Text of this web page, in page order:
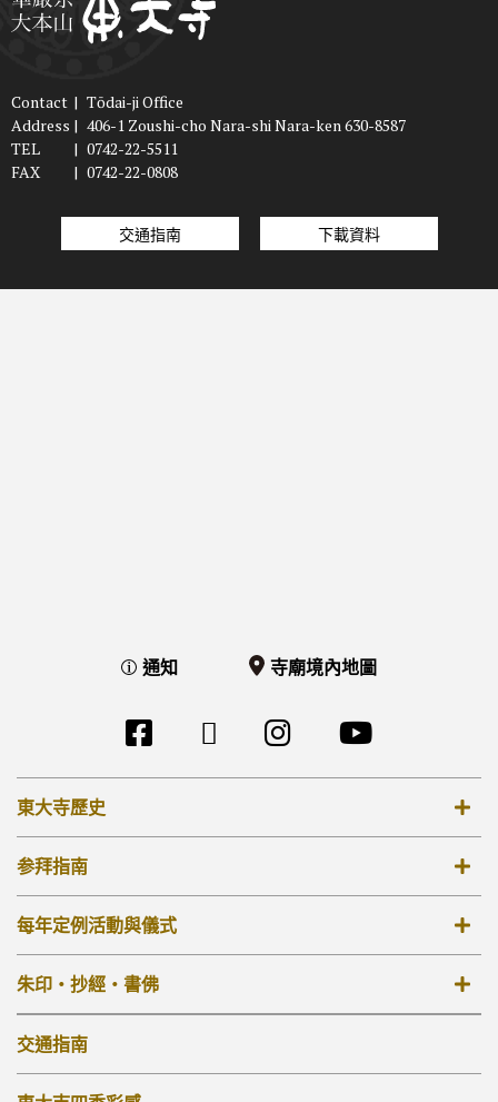
Contact | Tōdai-ji Office
Address | 406-1 Zoushi-cho Nara-shi Nara-ken 630-8587
TEL
| 0742-22-5511
FAX
| 0742-22-0808
交通指南 下載資料
通知 寺廟境內地圖
東大寺歷史
8世紀
12-14世紀
17-18世紀
19世紀 –
参拜指南
票價 參拜時間
寺廟境內地圖
大佛殿
法華堂
其他佛堂
每年定例活動與儀式
每年定例活動與儀式
朱印・抄經・書佛
朱印
抄經・書佛
[TW]外部リンク他
交通指南